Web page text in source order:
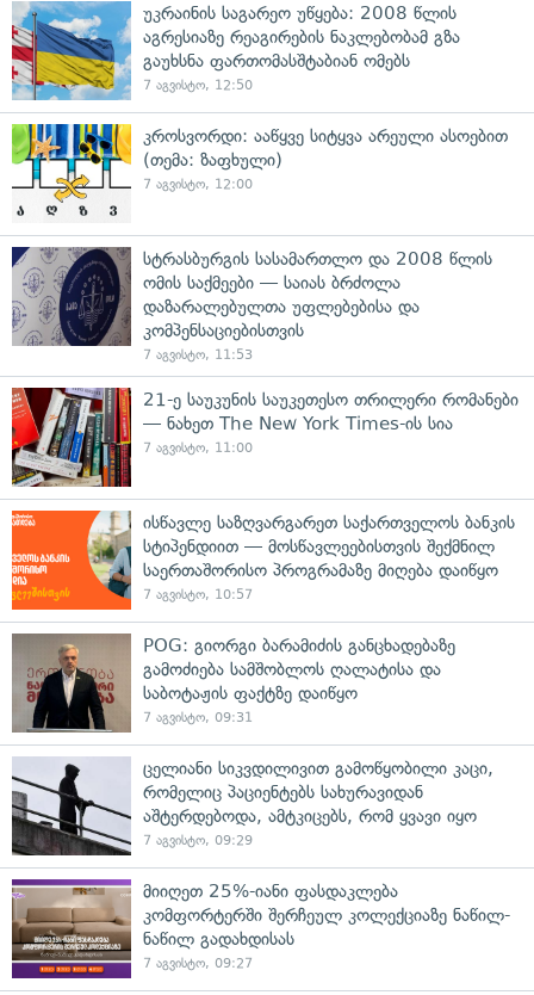
უკრაინის საგარეო უწყება: 2008 წლის
აგრესიაზე რეაგირების ნაკლებობამ გზა
გაუხსნა ფართომასშტაბიან ომებს
7 აგვისტო, 12:50
კროსვორდი: ააწყვე სიტყვა არეული ასოებით
(თემა: ზაფხული)
7 აგვისტო, 12:00
სტრასბურგის სასამართლო და 2008 წლის
ომის საქმეები — საიას ბრძოლა
დაზარალებულთა უფლებებისა და
კომპენსაციებისთვის
7 აგვისტო, 11:53
21-ე საუკუნის საუკეთესო თრილერი რომანები
— ნახეთ The New York Times-ის სია
7 აგვისტო, 11:00
ისწავლე საზღვარგარეთ საქართველოს ბანკის
სტიპენდიით — მოსწავლეებისთვის შექმნილ
საერთაშორისო პროგრამაზე მიღება დაიწყო
7 აგვისტო, 10:57
POG: გიორგი ბარამიძის განცხადებაზე
გამოძიება სამშობლოს ღალატისა და
საბოტაჟის ფაქტზე დაიწყო
7 აგვისტო, 09:31
ცელიანი სიკვდილივით გამოწყობილი კაცი,
რომელიც პაციენტებს სახურავიდან
აშტერდებოდა, ამტკიცებს, რომ ყვავი იყო
7 აგვისტო, 09:29
მიიღეთ 25%-იანი ფასდაკლება
კომფორტერში შერჩეულ კოლექციაზე ნაწილ-
ნაწილ გადახდისას
7 აგვისტო, 09:27